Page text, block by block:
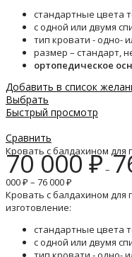
стандартные цвета
с одной или двумя
тип кровати - одно-
размер – стандарт,
ортопедическое
Добавить в список
Выбрать
Быстрый просмотр
Сравнить
Кровать с балдахином для
70 000₽–
000 ₽ – 76 000 ₽
Кровать с балдахином для
изготовление:
стандартные цвета
с одной или двумя